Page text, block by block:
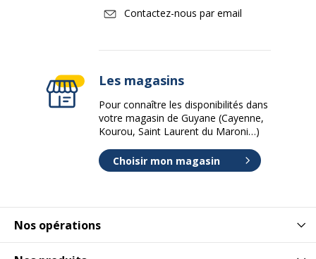
Nos opérations
Contactez-nous par email
Les magasins
Pour connaître les disponibilités dans
votre magasin de Guyane (Cayenne,
Kourou, Saint Laurent du Maroni…)
Choisir mon magasin